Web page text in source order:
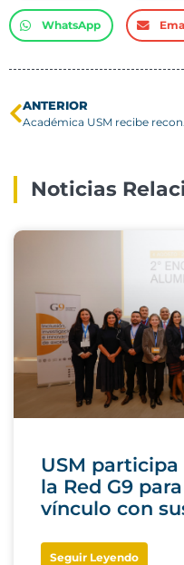
WhatsApp
ANTERIOR
Noticias
USM
la Red G9
vínculo con
Seguir Leyendo